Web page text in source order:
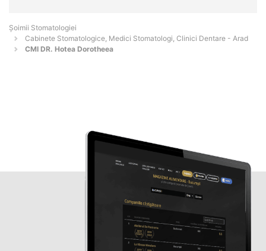
Șoimii Stomatologiei
Cabinete Stomatologice, Medici Stomatologi, Clinici Dentare - Arad
CMI DR. Hotea Dorotheea